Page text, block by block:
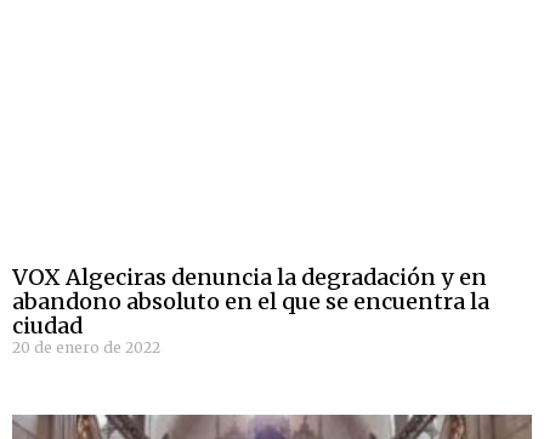
VOX Algeciras denuncia la degradación y en
abandono absoluto en el que se encuentra la
ciudad
20 de enero de 2022